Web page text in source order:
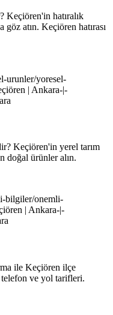
Keçiören'in hatıralık
atın. Keçiören hatırası
urunler/yoresel-
| Ankara-|-
Keçiören'in yerel tarım
doğal ürünler alın.
bilgiler/onemli-
| Ankara-|-
ile Keçiören ilçe
ve yol tarifleri.